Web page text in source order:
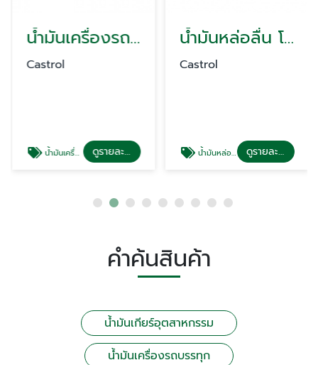
น้ำมันเครื่องรถบรรทุก
Castrol
น้ำมันเครื่องรถบรรทุก ดูรายละเอียด
น้ำมันหล่อลื่น โรงน้ำตาล ซีเมนต์
Castrol
น้ำมันหล่อลื่น โรงน้ำตาล ซีเมนต์ ดูรายละเอียด
คำค้นสินค้า
น้ำมันเกียร์อุตสาหกรรม
น้ำมันเครื่องรถบรรทุก